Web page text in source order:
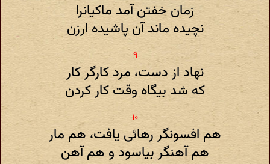
زمان خفتن آمد ماکیانرا
نچیده ماند آن پاشیده ارزن
نهاد از دست، مرد کارگر کار
که شد بیگاه وقت کار کردن
هم افسونگر رهائی یافت، هم مار
هم آهنگر بیاسود و هم آهن